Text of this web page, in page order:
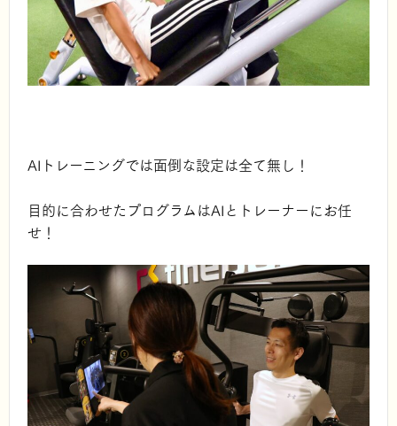
AIトレーニングでは面倒な設定は全て無し！
目的に合わせたプログラムはAIとトレーナーにお任
せ！